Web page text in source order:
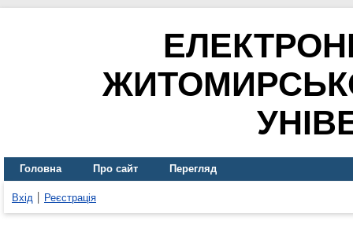
Головна Про сайт Перегляд
Вхід Реєстрація